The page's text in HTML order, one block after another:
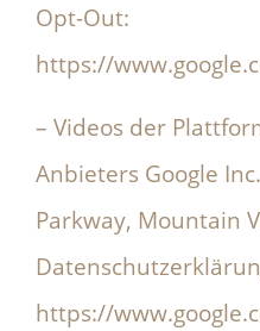
Opt-Out:
https://
– Videos der
Anbieters Google
Parkway, Mountain
https://